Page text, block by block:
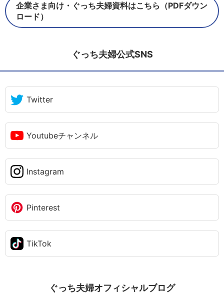
企業さま向け・ぐっち夫婦資料はこちら（PDFダウン
ロード）
ぐっち夫婦公式SNS
Twitter
Youtubeチャンネル
Instagram
Pinterest
TikTok
ぐっち夫婦オフィシャルブログ